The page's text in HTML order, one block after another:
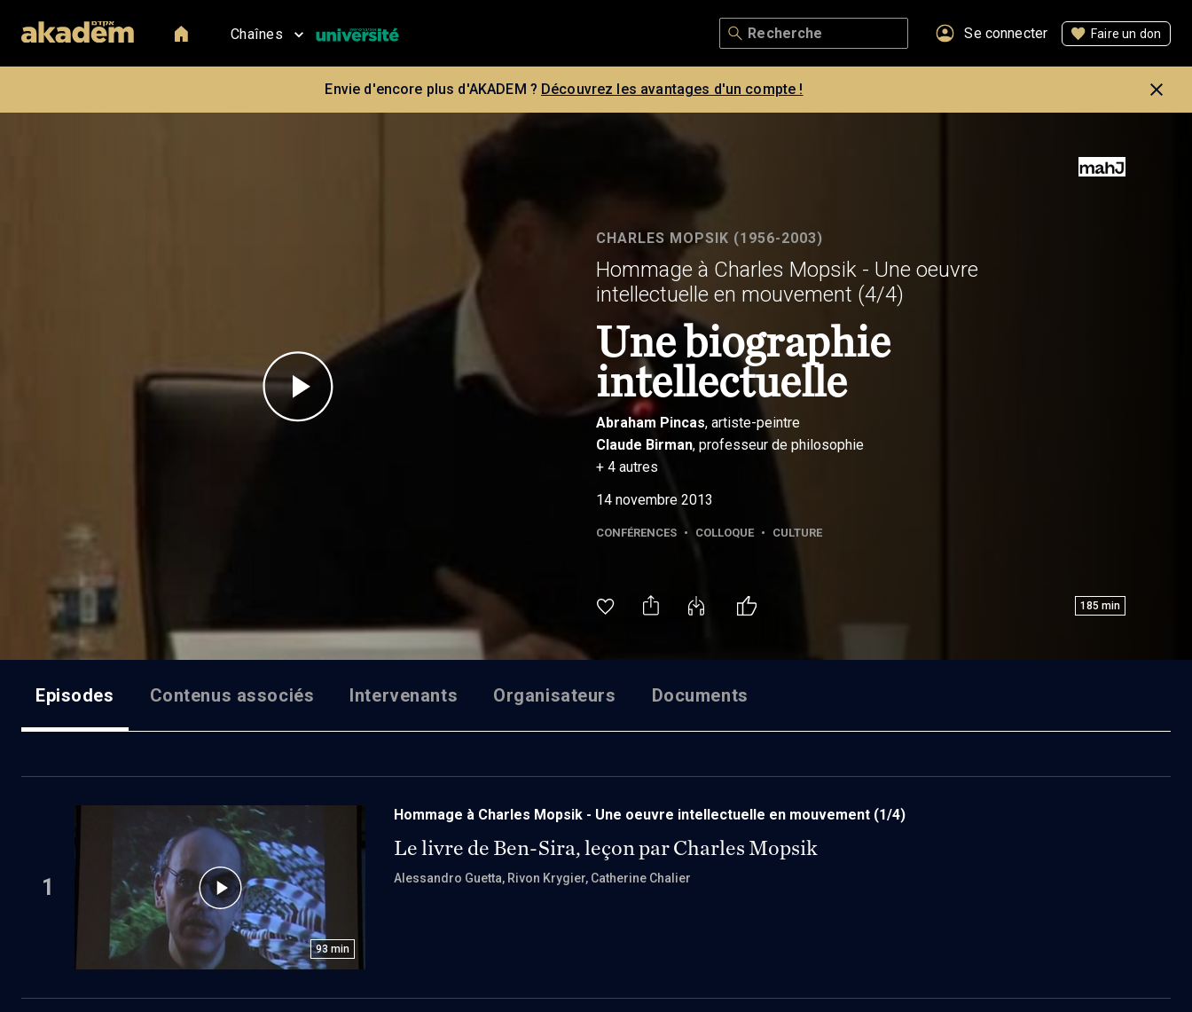
Chaînes Se connecter Faire un don
Envie d'encore plus d'AKADEM ? Découvrez les avantages d'un compte !
CHARLES MOPSIK (1956-2003)
Hommage à Charles Mopsik - Une oeuvre
intellectuelle en mouvement (4/4)
Une biographie
intellectuelle
Abraham Pincas, artiste-peintre
Claude Birman, professeur de philosophie
+ 4 autres
14 novembre 2013
CONFÉRENCES • COLLOQUE • CULTURE
185 min
Episodes Contenus associés Intervenants Organisateurs Documents
1
93 min
Hommage à Charles Mopsik - Une oeuvre intellectuelle en mouvement (1/4)
Le livre de Ben-Sira, leçon par Charles Mopsik
Alessandro Guetta, Rivon Krygier, Catherine Chalier